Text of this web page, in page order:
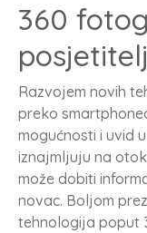
360
Razvojem novih
preko
mogućnosti i uvid
iznajmljuju na
može dobiti
novac. Boljom
tehnologija poput